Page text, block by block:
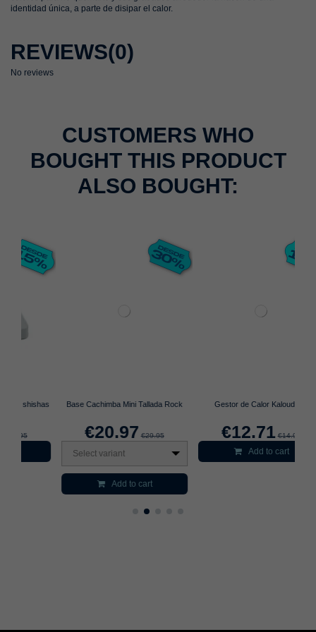
identidad única, a parte de disipar el calor.
REVIEWS(0)
No reviews
CUSTOMERS WHO
BOUGHT THIS PRODUCT
ALSO BOUGHT:
Base Cachimba Mini Tallada Rock
€20.97 €29.95
Select variant
Add to cart
Gestor de Calor Kaloud 2.0
€12.71 €14.95
Add to cart